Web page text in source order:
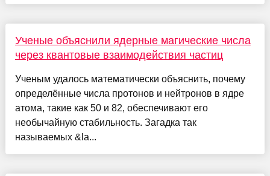
Ученые объяснили ядерные магические числа
через квантовые взаимодействия частиц
Ученым удалось математически объяснить, почему
определённые числа протонов и нейтронов в ядре
атома, такие как 50 и 82, обеспечивают его
необычайную стабильность. Загадка так
называемых &la...